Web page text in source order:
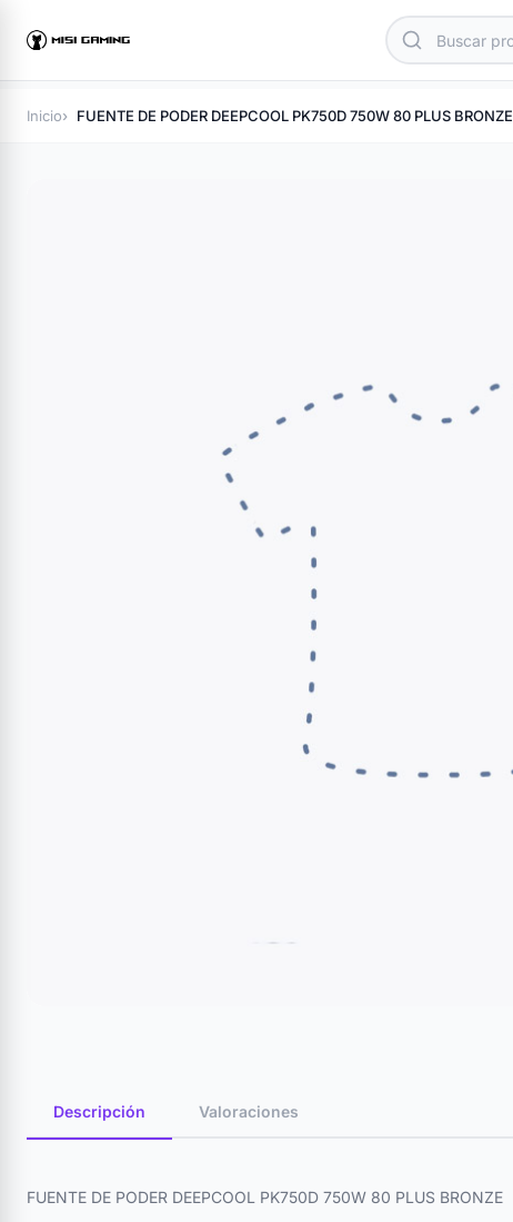
Inicio FUENTE DE PODER DEEPCOOL PK750D 750W 80 PLUS BRONZE
Descripción Valoraciones
FUENTE DE PODER DEEPCOOL PK750D 750W 80 PLUS BRONZE